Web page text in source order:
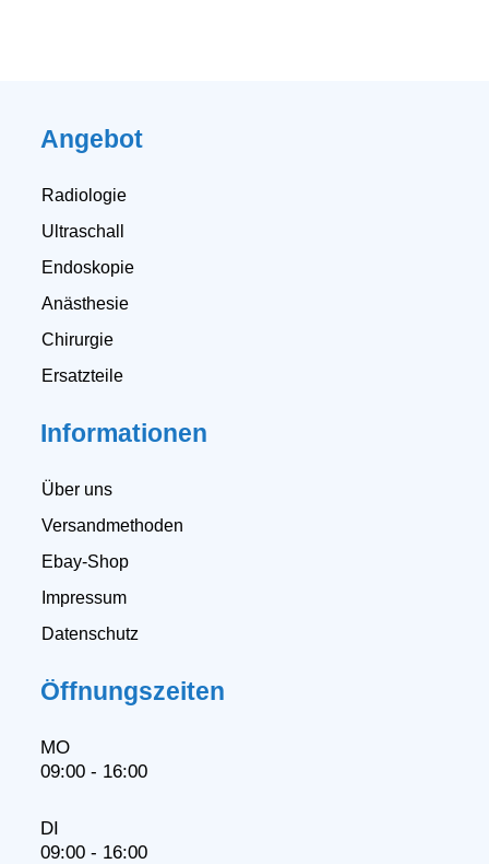
Angebot
Radiologie
Ultraschall
Endoskopie
Anästhesie
Chirurgie
Ersatzteile
Informationen
Über uns
Versandmethoden
Ebay-Shop
Impressum
Datenschutz
Öffnungszeiten
MO
09:00 - 16:00
DI
09:00 - 16:00